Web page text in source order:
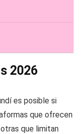
2026
es posible si
que ofrecen
que limitan